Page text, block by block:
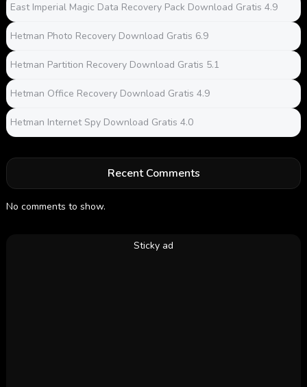
East Imperial Magic Data Recovery Pack Download Gratis 4.9
Hetman Photo Recovery Download Gratis 6.9
Hetman Partition Recovery Download Gratis 5.1
Hetman Office Recovery Download Gratis 4.9
Hetman Internet Spy Download Gratis 4.0
Recent Comments
No comments to show.
Sticky ad